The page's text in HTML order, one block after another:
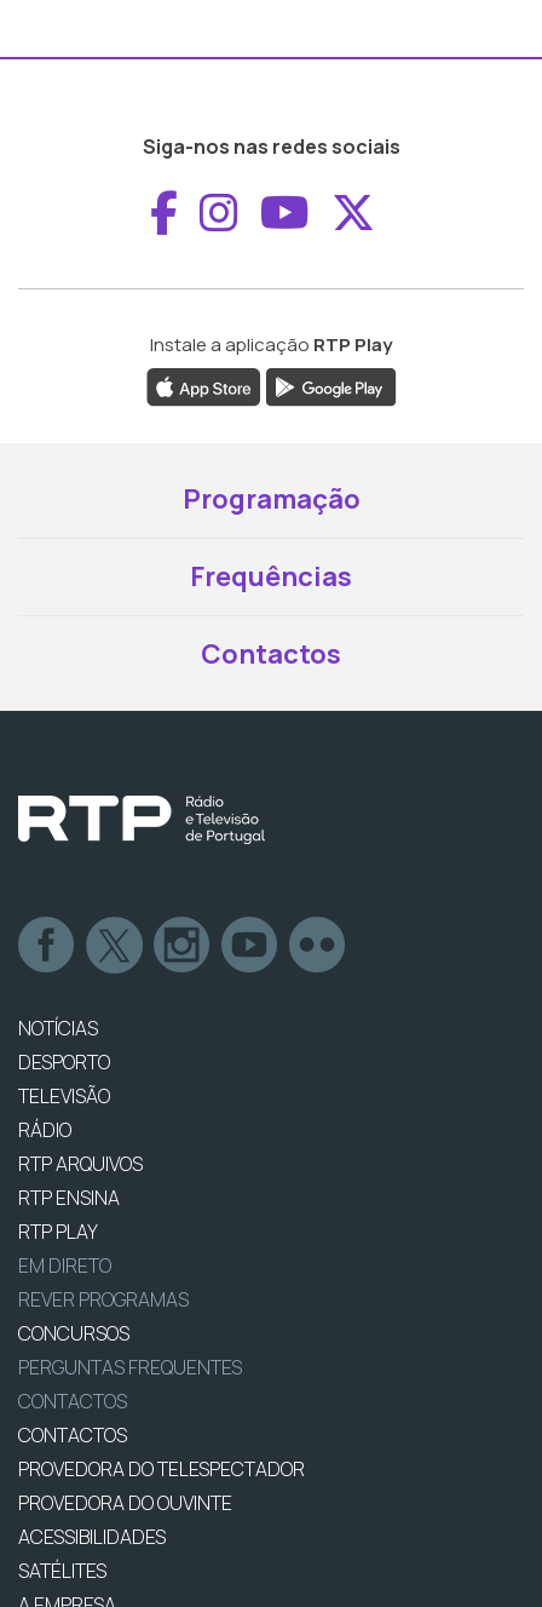
Siga-nos nas redes sociais
Aceder ao
Aceder ao
Aceder ao
Instale a aplicação RTP Play
Programação
Frequências
Contactos
NOTÍCIAS
DESPORTO
TELEVISÃO
RÁDIO
RTP ARQUIVOS
RTP ENSINA
RTP PLAY
EM DIRETO
REVER PROGRAMAS
CONCURSOS
PERGUNTAS FREQUENTES
CONTACTOS
CONTACTOS
PROVEDORA DO TELESPECTADOR
PROVEDORA DO OUVINTE
ACESSIBILIDADES
SATÉLITES